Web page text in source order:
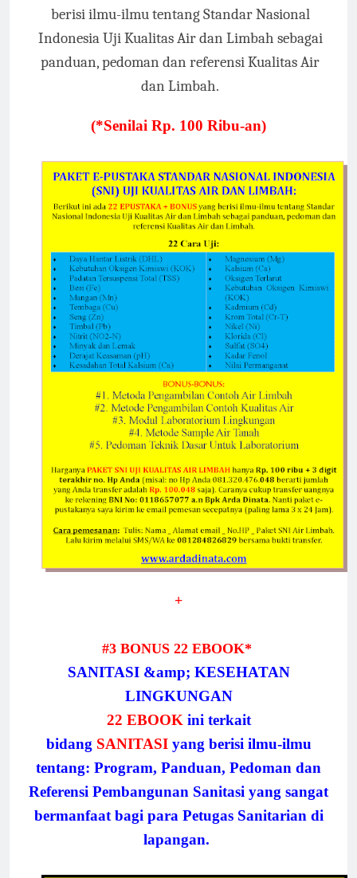
berisi ilmu-ilmu tentang Standar Nasional
Indonesia Uji Kualitas Air dan Limbah sebagai
panduan, pedoman dan referensi Kualitas Air
dan Limbah.
(*Senilai Rp. 100 Ribu-an)
+
#3 BONUS 22 EBOOK*
SANITASI &amp; KESEHATAN
LINGKUNGAN
22 EBOOK ini terkait
bidang SANITASI yang berisi ilmu-ilmu
tentang: Program, Panduan, Pedoman dan
Referensi Pembangunan Sanitasi yang sangat
bermanfaat bagi para Petugas Sanitarian di
lapangan.